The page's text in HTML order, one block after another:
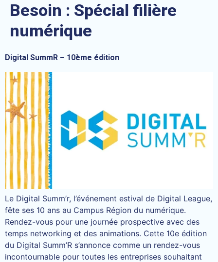
Besoin : Spécial filière
numérique
Digital SummR – 10ème édition
Le Digital Summ’r, l’événement estival de Digital League,
fête ses 10 ans au Campus Région du numérique.
Rendez-vous pour une journée prospective avec des
temps networking et des animations. Cette 10e édition
du Digital Summ’R s’annonce comme un rendez-vous
incontournable pour toutes les entreprises souhaitant